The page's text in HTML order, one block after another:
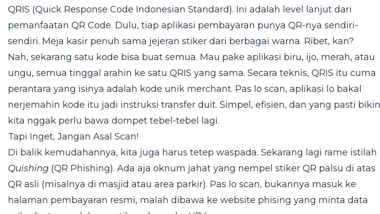
QRIS (Quick Response Code Indonesian Standard). Ini adalah level lanjut dari
pemanfaatan QR Code. Dulu, tiap aplikasi pembayaran punya QR-nya sendiri-
sendiri. Meja kasir penuh sama jejeran stiker dari berbagai warna. Ribet, kan?
Nah, sekarang satu kode bisa buat semua. Mau pake aplikasi biru, ijo, merah, atau
ungu, semua tinggal arahin ke satu QRIS yang sama. Secara teknis, QRIS itu cuma
perantara yang isinya adalah kode unik merchant. Pas lo scan, aplikasi lo bakal
nerjemahin kode itu jadi instruksi transfer duit. Simpel, efisien, dan yang pasti bikin
kita nggak perlu bawa dompet tebel-tebel lagi.
Tapi Inget, Jangan Asal Scan!
Di balik kemudahannya, kita juga harus tetep waspada. Sekarang lagi rame istilah
Quishing (QR Phishing). Ada aja oknum jahat yang nempel stiker QR palsu di atas
QR asli (misalnya di masjid atau area parkir). Pas lo scan, bukannya masuk ke
halaman pembayaran resmi, malah dibawa ke website phising yang minta data